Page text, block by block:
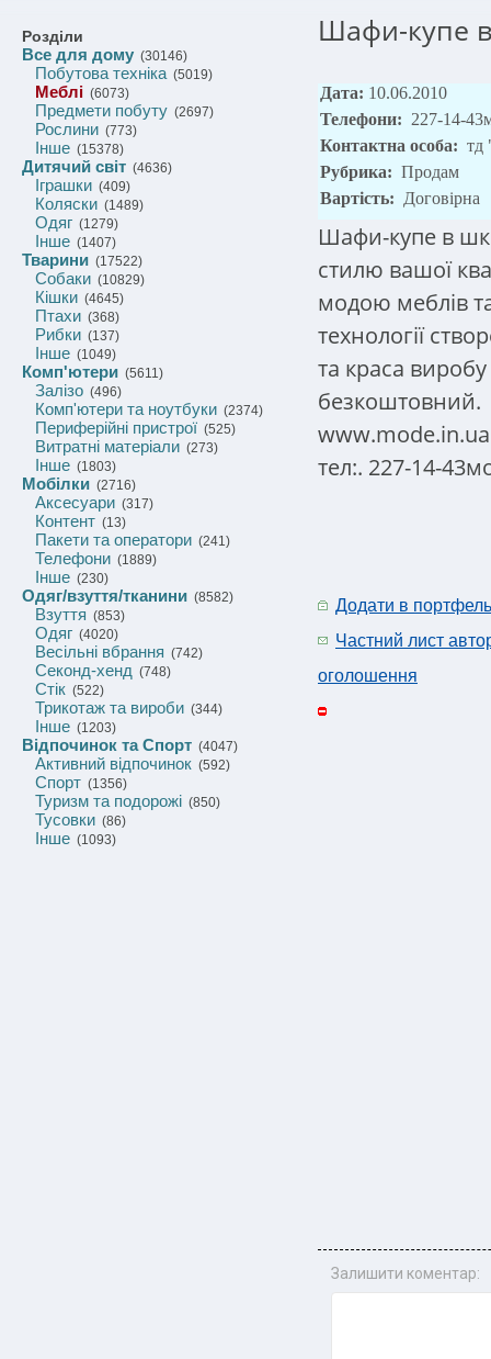
Розділи
Все для дому (30146)
Побутова техніка(5019)
Меблі (6073)
Предмети побуту (2697)
Рослини (773)
Інше (15378)
Дитячий світ (4636)
Іграшки (409)
Коляски (1489)
Одяг (1279)
Інше (1407)
Тварини (17522)
Собаки (10829)
Кішки (4645)
Птахи (368)
Рибки (137)
Інше (1049)
Комп'ютери (5611)
Залізо (496)
Комп'ютери та ноутбуки (2374)
Периферійні пристрої (525)
Витратні матеріали (273)
Інше (1803)
Мобілки (2716)
Аксесуари (317)
Контент (13)
Пакети та оператори (241)
Телефони (1889)
Інше (230)
Одяг/взуття/тканини (8582)
Взуття (853)
Одяг (4020)
Весільні вбрання (742)
Секонд-хенд (748)
Стік (522)
Трикотаж та вироби (344)
Інше (1203)
Відпочинок та Спорт (4047)
Активний відпочинок (592)
Спорт (1356)
Туризм та подорожі (850)
Тусовки (86)
Інше (1093)
Шафи-купе в
Дата: 10.06.2010
Телефони: 227-14-
Контактна особа: тд
Рубрика: Продам
Вартість: Договірна
Шафи-купе в
стилю вашої
модою меблів
технології
та краса
безкоштовний.
www.mode.in.ua
тел:. 227-14-
Додати в портфель
Частний лист
оголошення
Залишити коментар: